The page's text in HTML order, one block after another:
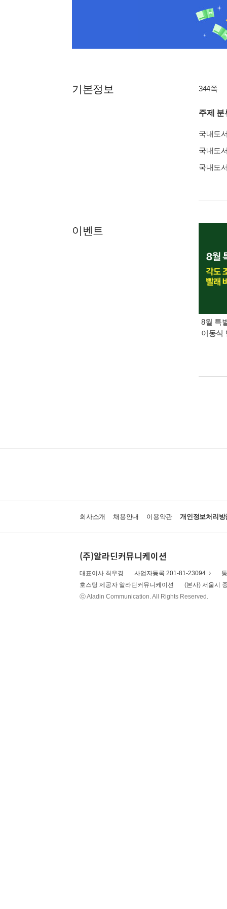
기본정보 344쪽
주제 분
국내도
국내도
국내도
이벤트
8월 특
이동식
회사소개 채용안내 이용약관 개인정보처리방
(주)알라딘커뮤니케이션
대표이사 최우경 사업자등록 201-81-23094
호스팅 제공자 알라딘커뮤니케이션
(본사) 서울시
ⓒ Aladin Communication. All Rights Reserved.